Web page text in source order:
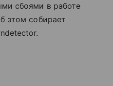
сбоями в работе
этом собирает